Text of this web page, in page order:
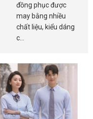
đồng phục được
may bằng nhiều
chất liệu, kiểu dáng
c…